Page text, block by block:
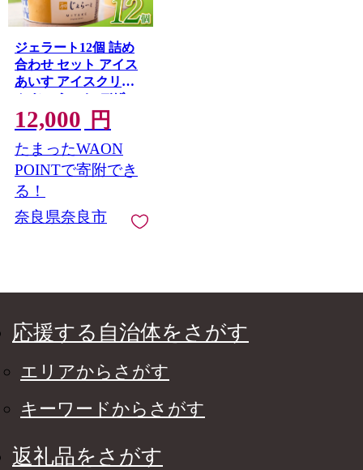
ジェラート12個 詰め
合わせ セット アイス
あいす アイスクリー
ム じぇらーと デザー
ト スイーツ シャーべ
ット 和じぇらーと あ
いすくりーむ るさと
納税ジェラート ふる
さと納税アイス ふる
さと納税スイーツ こ
だわり 旬 素材 果物 奈
イーツ みやけ 奈良市
奈良県
12,000 円
たまったWAON
POINTで寄附でき
る！
奈良県奈良市
応援する自治体をさがす
エリアからさがす
キーワードからさがす
返礼品をさがす